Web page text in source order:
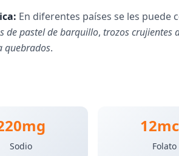
En diferentes países se les puede
de pastel de barquillo, trozos crujientes
quebrados.
Sodio Folato